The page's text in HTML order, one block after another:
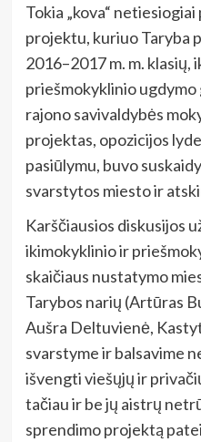
Tokia „kova“
projektu, kuriuo Taryba
2016–2017 m. m. klasių,
priešmokyklinio
rajono savivaldybės
projektas, opozicijos
pasiūlymu, buvo
svarstytos miesto ir
Karščiausios diskusijos
ikimokyklinio ir
skaičiaus nustatymo
Tarybos narių (Artūras
Aušra Deltuvienė,
svarstyme ir balsavime
išvengti viešųjų ir
tačiau ir be jų aistrų
sprendimo projektą